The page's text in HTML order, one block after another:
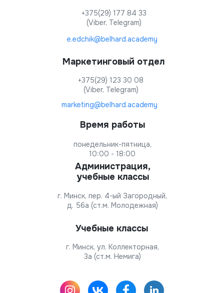
понедельник-пятница,
10:00 - 18:00
Время работы
Учебные классы
г. Минск, ул. Коллекторная,
3а (ст.м. Немига)
Администрация,
учебные классы
г. Минск, пер. 4-ый Загородный,
д. 56а (ст.м. Молодежная)
e.edchik@belhard.academy
marketing@belhard.academy
+375(29) 177 84 33
(Viber, Telegram)
+375(29) 123 30 08
(Viber, Telegram)
Маркетинговый отдел